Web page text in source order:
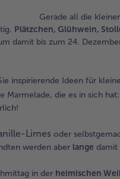
Gerade all die
Plätzchen, Glühwein,
damit bis zum 24.
inspirierende Ideen für
Marmelade, die es in sich
Limes oder
werden aber lange damit
in der heimischen